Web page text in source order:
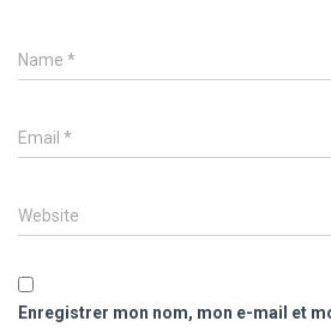
Name *
Email *
Website
Enregistrer mon nom, mon e-mail et